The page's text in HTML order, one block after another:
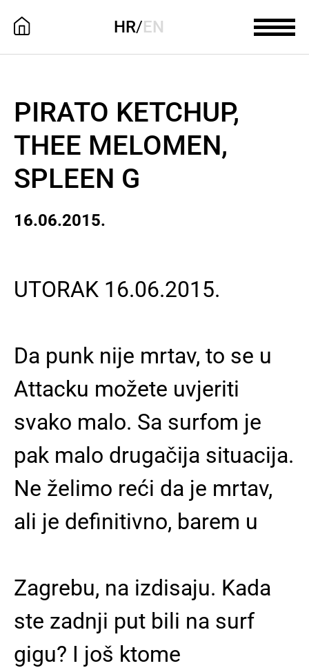
HR/EN
PIRATO KETCHUP,
THEE MELOMEN,
SPLEEN G
16.06.2015.
UTORAK 16.06.2015.
Da punk nije mrtav, to se u
Attacku možete uvjeriti
svako malo. Sa surfom je
pak malo drugačija situacija.
Ne želimo reći da je mrtav,
ali je definitivno, barem u
Zagrebu, na izdisaju. Kada
ste zadnji put bili na surf
gigu? I još ktome